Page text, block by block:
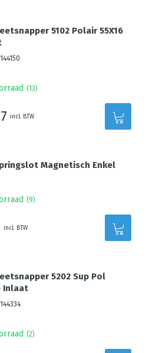
5102 Polair 55X16
(13)
incl. BTW
Magnetisch Enkel
(9)
incl. BTW
5202 Sup Pol
Inlaat
(2)